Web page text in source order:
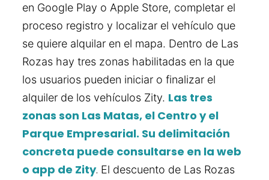
en Google Play o Apple Store, completar el
proceso registro y localizar el vehículo que
se quiere alquilar en el mapa. Dentro de Las
Rozas hay tres zonas habilitadas en la que
los usuarios pueden iniciar o finalizar el
alquiler de los vehículos Zity. Las tres
zonas son Las Matas, el Centro y el
Parque Empresarial. Su delimitación
concreta puede consultarse en la web
o app de Zity. El descuento de Las Rozas